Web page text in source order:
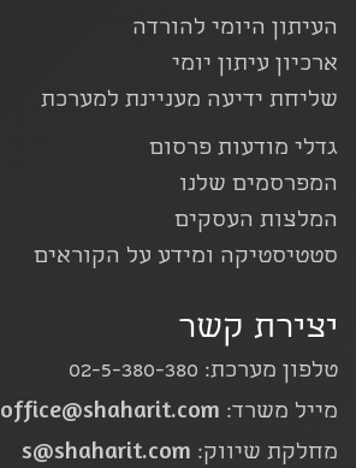
העיתון היומי להורדה
ארכיון עיתון יומי
שליחת ידיעה מעניינת למערכת
גדלי מודעות פרסום
המפרסמים שלנו
המלצות העסקים
סטטיסטיקה ומידע על הקוראים
יצירת קשר
טלפון מערכת: 02-5-380-380
מייל משרד: office@shaharit.com
מחלקת שיווק: s@shaharit.com